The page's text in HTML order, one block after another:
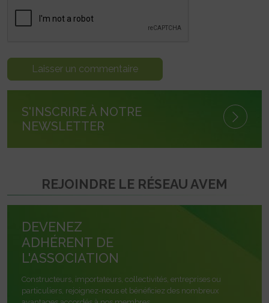
S'INSCRIRE À NOTRE
NEWSLETTER
REJOINDRE LE RÉSEAU AVEM
DEVENEZ
ADHÉRENT DE
L'ASSOCIATION
Constructeurs, importateurs, collectivités, entreprises ou
particuliers, rejoignez-nous et bénéficiez des nombreux